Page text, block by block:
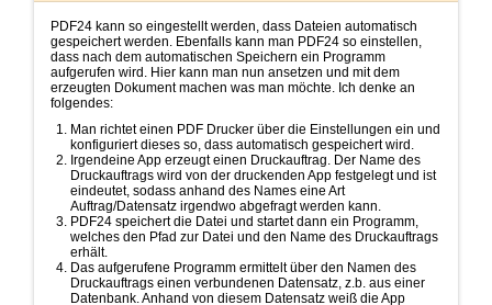
PDF24 kann so eingestellt werden, dass Dateien automatisch
gespeichert werden. Ebenfalls kann man PDF24 so einstellen,
dass nach dem automatischen Speichern ein Programm
aufgerufen wird. Hier kann man nun ansetzen und mit dem
erzeugten Dokument machen was man möchte. Ich denke an
folgendes:
Man richtet einen PDF Drucker über die Einstellungen ein und
konfiguriert dieses so, dass automatisch gespeichert wird.
Irgendeine App erzeugt einen Druckauftrag. Der Name des
Druckauftrags wird von der druckenden App festgelegt und ist
eindeutet, sodass anhand des Names eine Art
Auftrag/Datensatz irgendwo abgefragt werden kann.
PDF24 speichert die Datei und startet dann ein Programm,
welches den Pfad zur Datei und den Name des Druckauftrags
erhält.
Das aufgerufene Programm ermittelt über den Namen des
Druckauftrags einen verbundenen Datensatz, z.b. aus einer
Datenbank. Anhand von diesem Datensatz weiß die App